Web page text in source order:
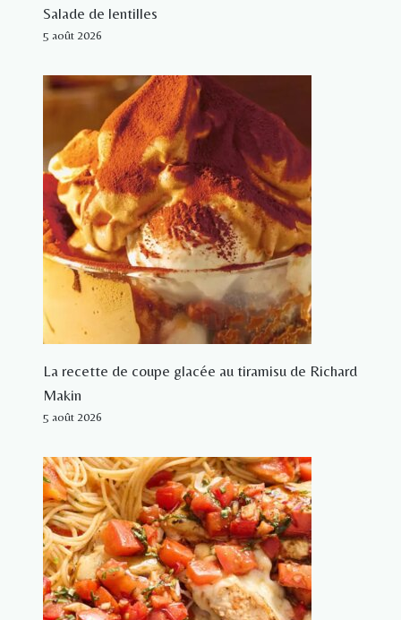
Salade de lentilles
5 août 2026
La recette de coupe glacée au tiramisu de Richard
Makin
5 août 2026